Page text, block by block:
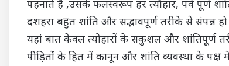
पहनाते हैं ,उसके फलस्वरूप हर त्यौहार, पर्व पूर्ण
दशहरा बहुत शांति और सद्भावपूर्ण तरीके से संपन्न हो
यहां बात केवल त्योहारों के सकुशल और शांतिपूर्ण
पीड़ितों के हित में कानून और शांति व्यवस्था के